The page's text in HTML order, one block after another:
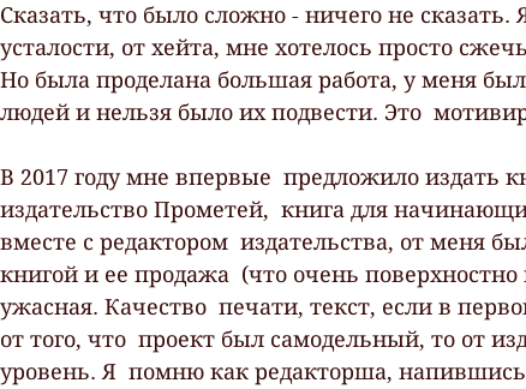
Сказать, что было сложно - ничего не сказать.
усталости, от хейта, мне хотелось просто
Но была проделана большая работа, у меня
людей и нельзя было их подвести. Это
В 2017 году мне впервые  предложило издать
издательство Прометей,  книга для
вместе с редактором  издательства, от меня
книгой и ее продажа  (что очень
ужасная. Качество  печати, текст, если в
от того, что  проект был самодельный, то от
уровень. Я  помню как редакторша,